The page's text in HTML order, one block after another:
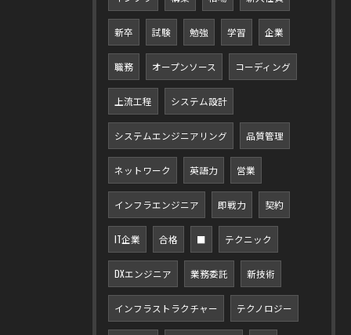
新卒 試験 勉強 学習 企業
職務 オープンソース コーディング
上流工程 システム設計
システムエンジニアリング 品質管理
ネットワーク 英語力 営業
インフラエンジニア 即戦力 契約
IT企業 合格 ■ テクニック
DXエンジニア 業務委託 新技術
インフラストラクチャー テクノロジー